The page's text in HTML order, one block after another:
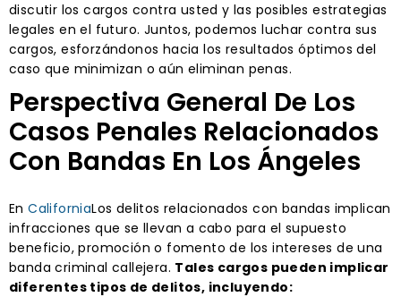
discutir los cargos contra usted y las posibles estrategias
legales en el futuro. Juntos, podemos luchar contra sus
cargos, esforzándonos hacia los resultados óptimos del
caso que minimizan o aún eliminan penas.
Perspectiva General De Los
Casos Penales Relacionados
Con Bandas En Los Ángeles
EnCaliforniaLos delitos relacionados con bandas implican
infracciones que se llevan a cabo para el supuesto
beneficio, promoción o fomento de los intereses de una
banda criminal callejera. Tales cargos pueden implicar
diferentes tipos de delitos, incluyendo: